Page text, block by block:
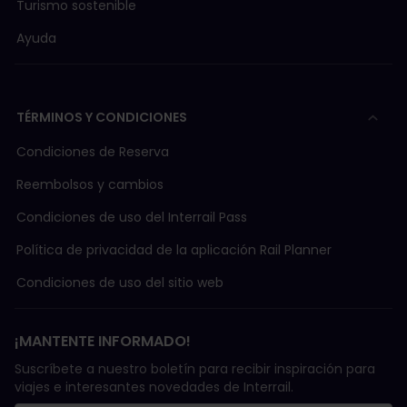
podremos reembolsar el precio de la compra. Por
esa razón, es mejor utilizar un servicio de envío
Turismo sostenible
Ayuda
TÉRMINOS Y CONDICIONES
Condiciones de Reserva
Reembolsos y cambios
Condiciones de uso del Interrail Pass
Política de privacidad de la aplicación Rail Planner
Condiciones de uso del sitio web
¡MANTENTE INFORMADO!
Suscríbete a nuestro boletín para recibir inspiración para
viajes e interesantes novedades de Interrail.